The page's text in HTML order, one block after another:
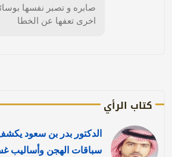
صابره و تصبر نفسها
اخرى تعفها عن الخطا
كتاب الرأي
الدكتور بدر بن سعود
سباقات الهجن